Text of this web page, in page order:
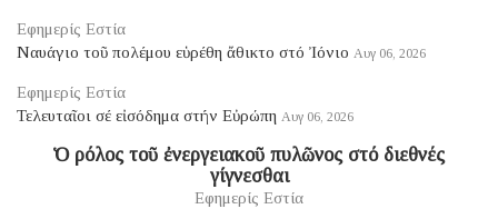
Εφημερίς Εστία
Ναυάγιο τοῦ πολέμου εὑρέθη ἄθικτο στό Ἰόνιο Αυγ 06, 2026
Εφημερίς Εστία
Τελευταῖοι σέ εἰσόδημα στήν Εὐρώπη Αυγ 06, 2026
Ὁ ρόλος τοῦ ἐνεργειακοῦ πυλῶνος στό διεθνές
γίγνεσθαι
Εφημερίς Εστία